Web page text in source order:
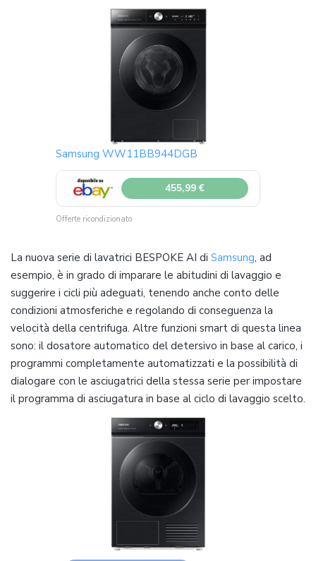
Samsung WW11BB944DGB
455,99 €
Offerte ricondizionato
La nuova serie di lavatrici BESPOKE AI di Samsung, ad
esempio, è in grado di imparare le abitudini di lavaggio e
suggerire i cicli più adeguati, tenendo anche conto delle
condizioni atmosferiche e regolando di conseguenza la
velocità della centrifuga. Altre funzioni smart di questa linea
sono: il dosatore automatico del detersivo in base al carico, i
programmi completamente automatizzati e la possibilità di
dialogare con le asciugatrici della stessa serie per impostare
il programma di asciugatura in base al ciclo di lavaggio scelto.